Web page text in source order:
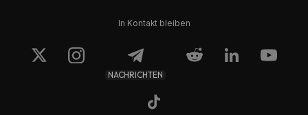
In Kontakt bleiben
NACHRICHTEN